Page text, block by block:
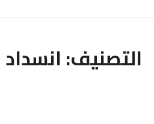
التصنيف:انسداد